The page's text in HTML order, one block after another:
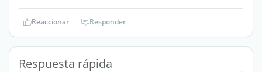
Reaccionar Responder
Respuesta rápida